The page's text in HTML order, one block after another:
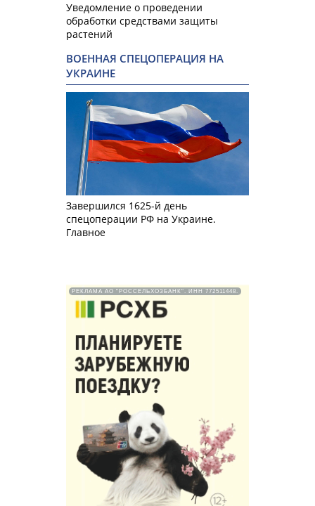
Уведомление о проведении
обработки средствами защиты
растений
ВОЕННАЯ СПЕЦОПЕРАЦИЯ НА
УКРАИНЕ
Завершился 1625-й день
спецоперации РФ на Украине.
Главное
РЕКЛАМА АО "РОССЕЛЬХОЗБАНК". ИНН 772511448.